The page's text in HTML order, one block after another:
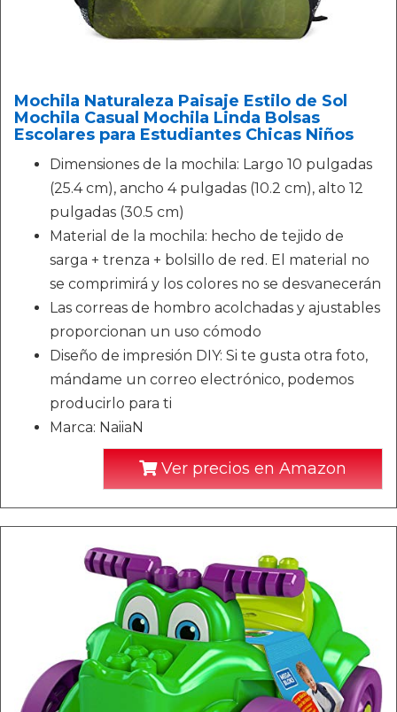
Mochila Naturaleza Paisaje Estilo de Sol
Mochila Casual Mochila Linda Bolsas
Escolares para Estudiantes Chicas Niños
Dimensiones de la mochila: Largo 10 pulgadas
(25.4 cm), ancho 4 pulgadas (10.2 cm), alto 12
pulgadas (30.5 cm)
Material de la mochila: hecho de tejido de
sarga + trenza + bolsillo de red. El material no
se comprimirá y los colores no se desvanecerán
Las correas de hombro acolchadas y ajustables
proporcionan un uso cómodo
Diseño de impresión DIY: Si te gusta otra foto,
mándame un correo electrónico, podemos
producirlo para ti
Marca: NaiiaN
Ver precios en Amazon